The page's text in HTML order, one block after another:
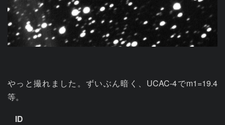
やっと撮れました。ずいぶん暗く、UCAC-4でm1=19.4
等。
ID